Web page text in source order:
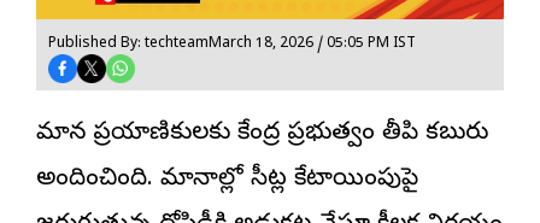
Published By: techteamMarch 18, 2026 / 05:05 PM IST
విమాన ప్రయాణికులకు కేంద్ర ప్రభుత్వం తీపి కబురు
అందించింది. విమానాల్లో సీట్ల కేటాయింపుపై